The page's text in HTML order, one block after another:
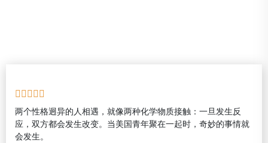
两个性格迥异的人相遇，就像两种化学物质接触：一旦发生反
应，双方都会发生改变。当美国青年聚在一起时，奇妙的事情就
会发生。